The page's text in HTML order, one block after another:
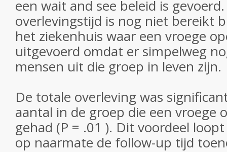
een wait and see beleid is
overlevingstijd is nog niet bereikt
het ziekenhuis waar een vroege
uitgevoerd omdat er simpelweg
mensen uit die groep in leven zijn.
De totale overleving was
aantal in de groep die een vroege
gehad (P = .01 ). Dit voordeel
op naarmate de follow-up tijd